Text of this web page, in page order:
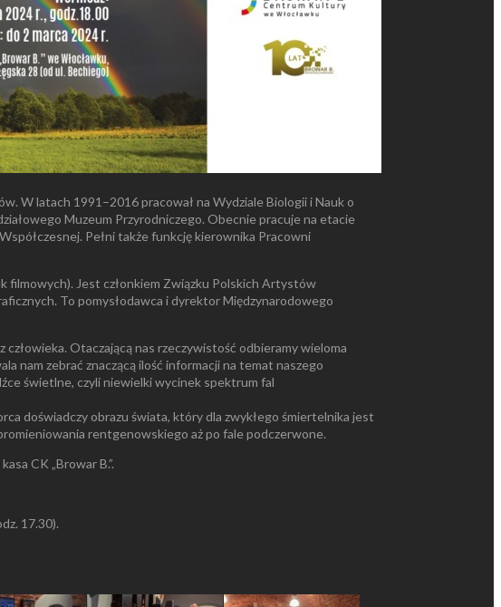
W latach 1991–2016 pracował na Wydziale Biologii i Nauk o
Muzeum Przyrodniczego. Obecnie pracuje na etacie
Pełni także funkcję kierownika Pracowni
filmowych). Jest członkiem Związku Polskich Artystów
To pomysłodawca i dyrektor Międzynarodowego
Otaczającą nas rzeczywistość odbieramy wieloma
nam zebrać znaczącą ilość informacji na temat naszego
świetlne, czyli niewielki wycinek spektrum fal
doświadczy obrazu świata, który dla zwykłego śmiertelnika jest
rentgenowskiego aż po fale podczerwone.
CK „Browar B.”.
17.30).